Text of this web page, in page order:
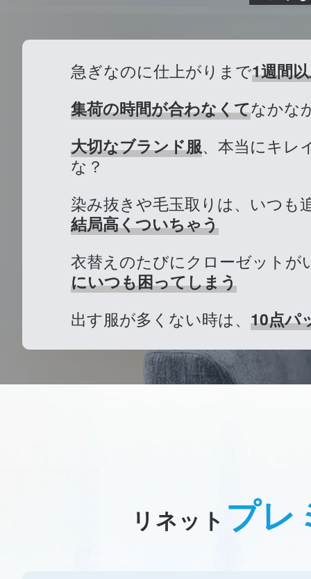
急ぎなのに仕上がりまで1週間
集荷の時間が合わなくてなかな
大切なブランド服、本当にキレ
な？
染み抜きや毛玉取りは、いつも
結局高くついちゃう
衣替えのたびにクローゼットが
にいつも困ってしまう
出す服が多くない時は、 10点パ
リネット プレ